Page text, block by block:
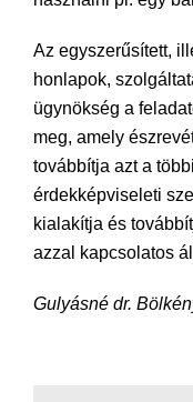
Az egyszerűsített,
honlapok,
ügynökség a
meg, amely
továbbítja azt a
érdekképviseleti
kialakítja és
azzal kapcsolatos
Gulyásné dr.